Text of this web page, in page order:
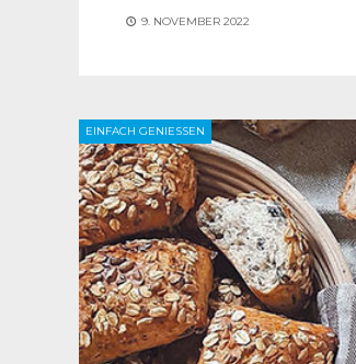
9. NOVEMBER 2022
EINFACH GENIESSEN